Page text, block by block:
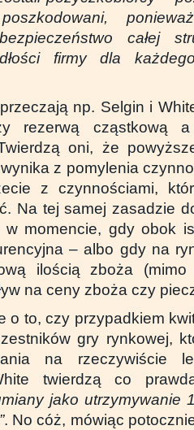
całej
firmy dla
np. Selgin i
rezerwą cząstkową
oni, że
wynika z pomylenia
z czynnościami,
Na tej samej zasadzie
w momencie, gdy obok
– albo gdy na
ilością zboża
na ceny zboża czy
o to, czy przypadkiem
gry rynkowej,
na rzeczywiście
twierdzą co
jako utrzymywanie
. No cóż, mówiąc